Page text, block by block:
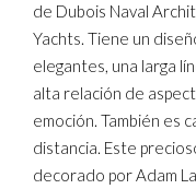
de Dubois Naval
Yachts. Tiene un
elegantes, una larga
alta relación de
emoción. También es
distancia. Este
decorado por Adam